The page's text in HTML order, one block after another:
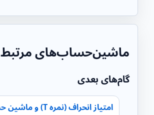
ماشین‌حساب‌های مرتبط
گام‌های بعدی
امتیاز انحراف (نمره T) و ماشین حساب صدک